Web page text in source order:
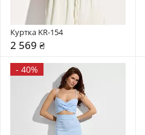
Куртка KR-154
2 569 ₴
- 40%